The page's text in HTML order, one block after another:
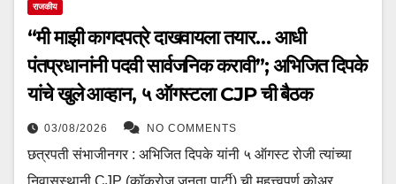
राजकीय
“मी माझी कागदपत्रे दाखवायला तयार… आधी
पंतप्रधानांनी पदवी सार्वजनिक करावी”; अभिजित दिपके
यांचे खुले आव्हान, ५ ऑगस्टला CJP ची बैठक
03/08/2026 NO COMMENTS
छत्रपती संभाजीनगर : अभिजित दिपके यांनी ५ ऑगस्ट रोजी त्यांच्या
निवासस्थानी CJP (कॉक्रोज जनता पार्टी) ची महत्त्वपूर्ण कोअर